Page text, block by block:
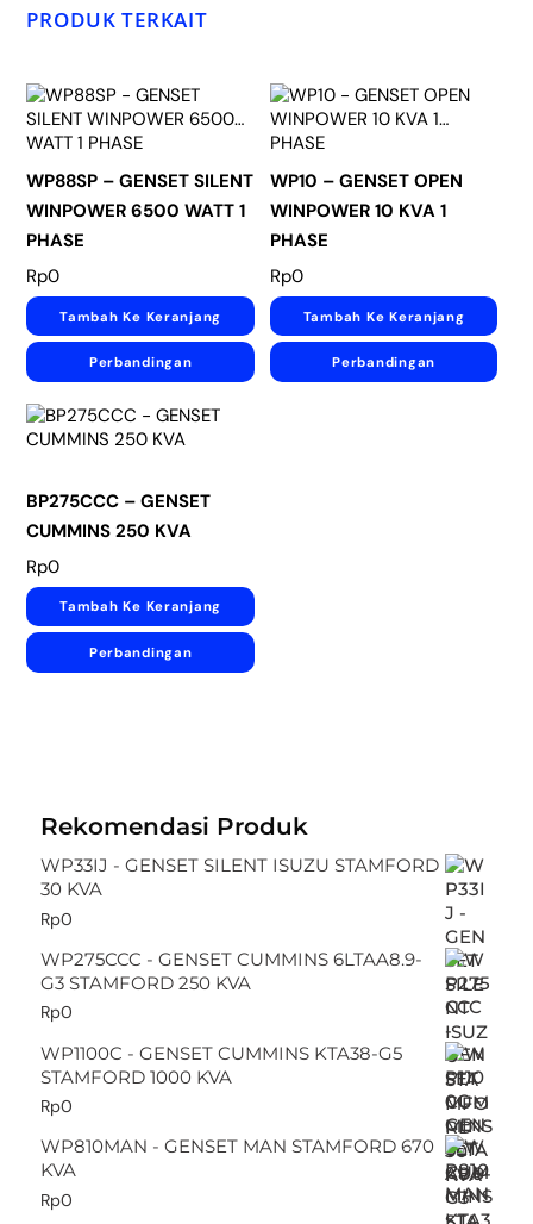
PRODUK TERKAIT
WP88SP – GENSET SILENT
WINPOWER 6500 WATT 1
PHASE
Rp0
Tambah Ke Keranjang
Perbandingan
WP10 – GENSET OPEN
WINPOWER 10 KVA 1
PHASE
Rp0
Tambah Ke Keranjang
Perbandingan
BP275CCC – GENSET
CUMMINS 250 KVA
Rp0
Tambah Ke Keranjang
Perbandingan
Rekomendasi Produk
WP33IJ - GENSET SILENT ISUZU STAMFORD
30 KVA
Rp0
WP275CCC - GENSET CUMMINS 6LTAA8.9-
G3 STAMFORD 250 KVA
Rp0
WP1100C - GENSET CUMMINS KTA38-G5
STAMFORD 1000 KVA
Rp0
WP810MAN - GENSET MAN STAMFORD 670
KVA
Rp0